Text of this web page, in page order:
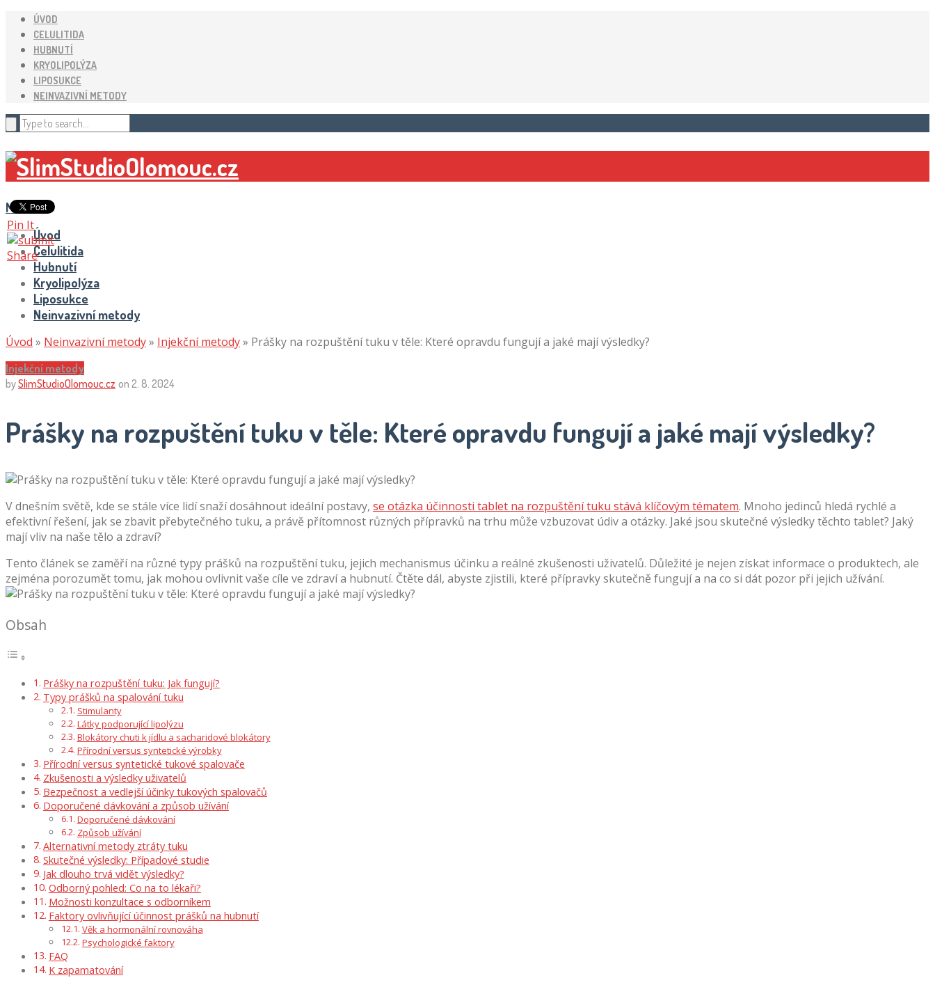
ÚVOD
CELULITIDA
HUBNUTÍ
KRYOLIPOLÝZA
LIPOSUKCE
NEINVAZIVNÍ METODY
Menu
Úvod
Celulitida
Hubnutí
Kryolipolýza
Liposukce
Neinvazivní metody
Úvod » Neinvazivní metody» Injekční metody» Prášky na rozpuštění tuku v těle: Které opravdu fungují a jaké mají výsledky?
Injekční metody
bySlimStudioOlomouc.cz on 2. 8. 2024
Prášky na rozpuštění tuku v těle: Které opravdu fungují a jaké mají výsledky?
V dnešním světě, kde se stále více lidí snaží dosáhnout ideální postavy, se otázka účinnosti tablet na rozpuštění tuku stává klíčovým tématem. Mnoho jedinců hledá rychlé a
efektivní řešení, jak se zbavit přebytečného tuku, a právě přítomnost různých přípravků na trhu může vzbuzovat údiv a otázky. Jaké jsou skutečné výsledky těchto tablet? Jaký
mají vliv na naše tělo a zdraví?
Tento článek se zaměří na různé typy prášků na rozpuštění tuku, jejich mechanismus účinku a reálné zkušenosti uživatelů. Důležité je nejen získat informace o produktech, ale
zejména porozumět tomu, jak mohou ovlivnit vaše cíle ve zdraví a hubnutí. Čtěte dál, abyste zjistili, které přípravky skutečně fungují a na co si dát pozor při jejich užívání.
Obsah
Prášky na rozpuštění tuku: Jak fungují?
Typy prášků na spalování tuku
Stimulanty
Látky podporující lipolýzu
Blokátory chuti k jídlu a sacharidové blokátory
Přírodní versus syntetické výrobky
Přírodní versus syntetické tukové spalovače
Zkušenosti a výsledky uživatelů
Bezpečnost a vedlejší účinky tukových spalovačů
Doporučené dávkování a způsob užívání
Doporučené dávkování
Způsob užívání
Alternativní metody ztráty tuku
Skutečné výsledky: Případové studie
Jak dlouho trvá vidět výsledky?
Odborný pohled: Co na to lékaři?
Možnosti konzultace s odborníkem
Faktory ovlivňující účinnost prášků na hubnutí
Věk a hormonální rovnováha
Psychologické faktory
FAQ
K zapamatování
Pin It
Share